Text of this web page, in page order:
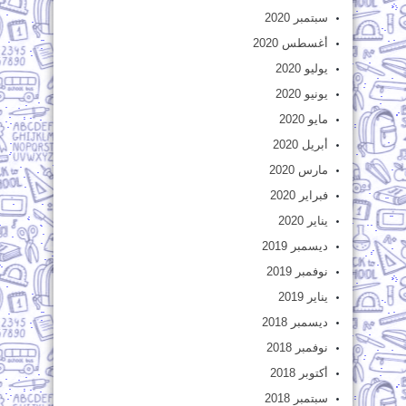
سبتمبر 2020
أغسطس 2020
يوليو 2020
يونيو 2020
مايو 2020
أبريل 2020
مارس 2020
فبراير 2020
يناير 2020
ديسمبر 2019
نوفمبر 2019
يناير 2019
ديسمبر 2018
نوفمبر 2018
أكتوبر 2018
سبتمبر 2018